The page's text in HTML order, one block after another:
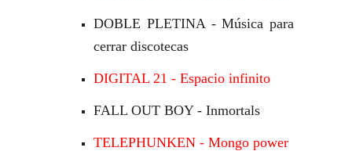
DOBLE PLETINA - Música para
cerrar discotecas
DIGITAL 21 - Espacio infinito
FALL OUT BOY - Inmortals
TELEPHUNKEN - Mongo power